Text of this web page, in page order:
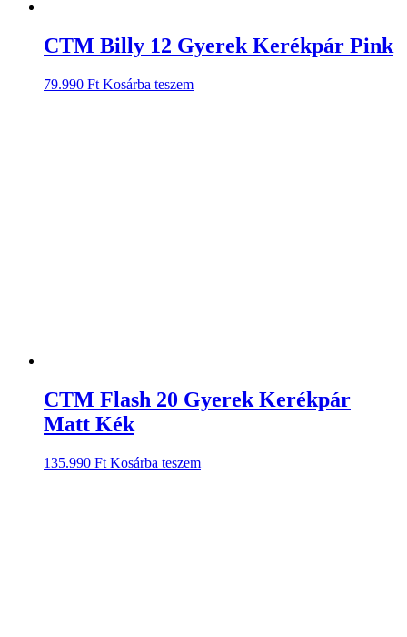
CTM Billy 12 Gyerek Kerékpár Pink
79.990 Ft Kosárba teszem
CTM Flash 20 Gyerek Kerékpár
Matt Kék
135.990 Ft Kosárba teszem